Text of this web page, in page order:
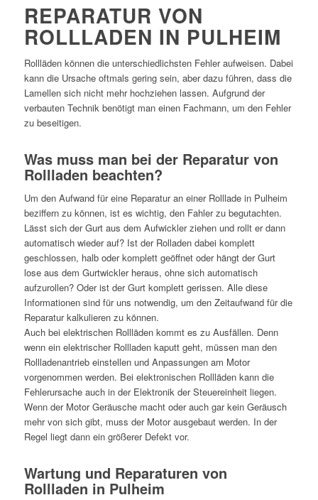
REPARATUR VON
ROLLLADEN IN PULHEIM
Rollläden können die unterschiedlichsten Fehler aufweisen. Dabei
kann die Ursache oftmals gering sein, aber dazu führen, dass die
Lamellen sich nicht mehr hochziehen lassen. Aufgrund der
verbauten Technik benötigt man einen Fachmann, um den Fehler
zu beseitigen.
Was muss man bei der Reparatur von
Rollladen beachten?
Um den Aufwand für eine Reparatur an einer Rolllade in Pulheim
beziffern zu können, ist es wichtig, den Fahler zu begutachten.
Lässt sich der Gurt aus dem Aufwickler ziehen und rollt er dann
automatisch wieder auf? Ist der Rolladen dabei komplett
geschlossen, halb oder komplett geöffnet oder hängt der Gurt
lose aus dem Gurtwickler heraus, ohne sich automatisch
aufzurollen? Oder ist der Gurt komplett gerissen. Alle diese
Informationen sind für uns notwendig, um den Zeitaufwand für die
Reparatur kalkulieren zu können.
Auch bei elektrischen Rollläden kommt es zu Ausfällen. Denn
wenn ein elektrischer Rollladen kaputt geht, müssen man den
Rollladenantrieb einstellen und Anpassungen am Motor
vorgenommen werden. Bei elektronischen Rollläden kann die
Fehlerursache auch in der Elektronik der Steuereinheit liegen.
Wenn der Motor Geräusche macht oder auch gar kein Geräusch
mehr von sich gibt, muss der Motor ausgebaut werden. In der
Regel liegt dann ein größerer Defekt vor.
Wartung und Reparaturen von
Rollladen in Pulheim